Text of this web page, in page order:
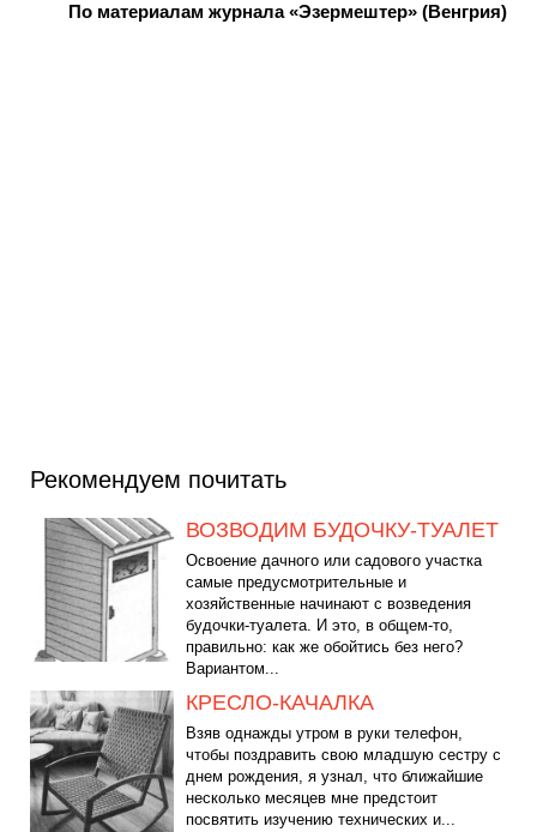
По материалам журнала «Эзермештер» (Венгрия)
Рекомендуем почитать
ВОЗВОДИМ БУДОЧКУ-ТУАЛЕТ
Освоение дачного или садового участка
самые предусмотрительные и
хозяйственные начинают с возведения
будочки-туалета. И это, в общем-то,
правильно: как же обойтись без него?
Вариантом...
КРЕСЛО-КАЧАЛКА
Взяв однажды утром в руки телефон,
чтобы поздравить свою младшую сестру с
днем рождения, я узнал, что ближайшие
несколько месяцев мне предстоит
посвятить изучению технических и...